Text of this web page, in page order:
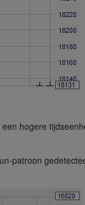
hogere
patroon